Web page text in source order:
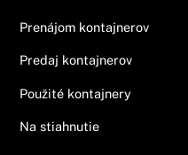
Prenájom kontajnerov
Predaj kontajnerov
Použité kontajnery
Na stiahnutie